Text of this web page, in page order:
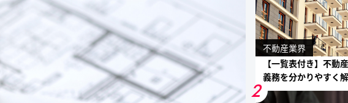
不動産業界
【一覧表付き】不動
義務を分かりやすく
2